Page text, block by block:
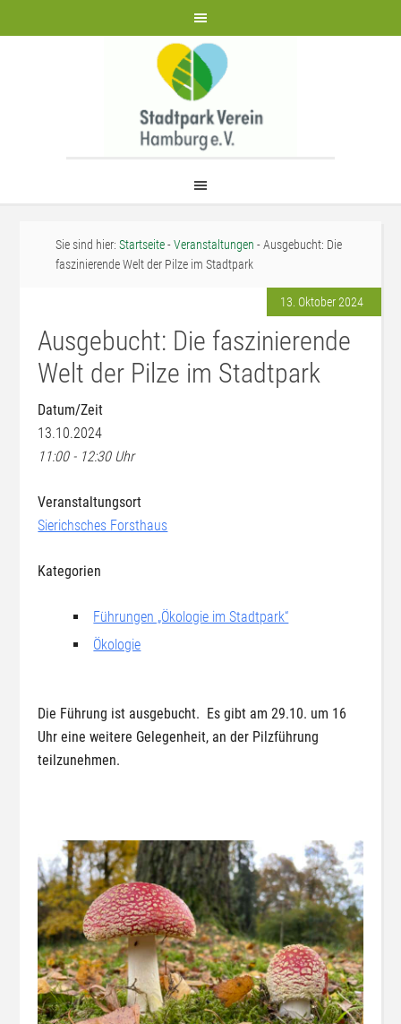
Sie sind hier:Startseite-Veranstaltungen - Ausgebucht: Die
faszinierende Welt der Pilze im Stadtpark
13. Oktober 2024
Ausgebucht: Die faszinierende
Welt der Pilze im Stadtpark
Datum/Zeit
13.10.2024
11:00 - 12:30 Uhr
Veranstaltungsort
Sierichsches Forsthaus
Kategorien
Führungen „Ökologie im Stadtpark“
Ökologie
Die Führung ist ausgebucht. Es gibt am 29.10. um 16
Uhr eine weitere Gelegenheit, an der Pilzführung
teilzunehmen.